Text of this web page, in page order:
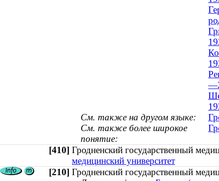
См. также на другом языке:
См. также более широкое
понятие:
[410] Гродненский государственный
медицинский университет
[210] Гродненский государственный